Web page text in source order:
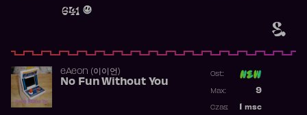
8.
641
​eAeon (이이언)
No Fun Without You
Ost:
9
Max:
msc
Czas: